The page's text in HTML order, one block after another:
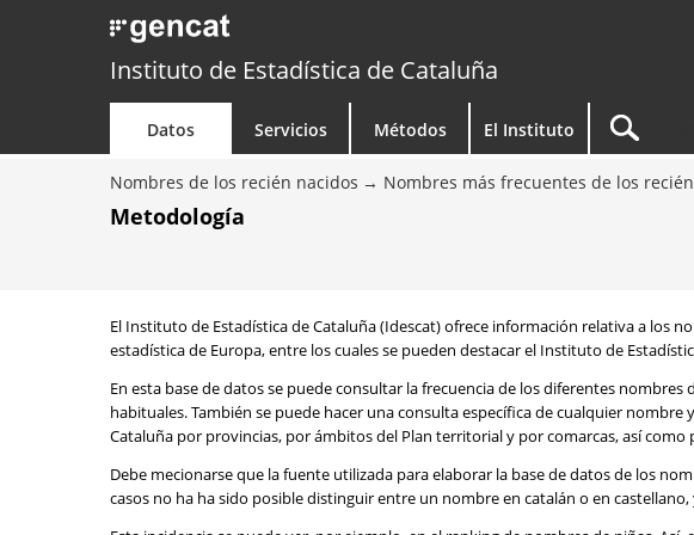
Instituto de Estadística de Cataluña
Datos Servicios Métodos El Instituto
Nombres de los recién nacidos Nombres más frecuentes de los
Metodología
El Instituto de Estadística de Cataluña (Idescat) ofrece información relativa a los
estadística de Europa, entre los cuales se pueden destacar el Instituto de
En esta base de datos se puede consultar la frecuencia de los diferentes
habituales. También se puede hacer una consulta específica de cualquier
Cataluña por provincias, por ámbitos del Plan territorial y por comarcas, así
Debe mecionarse que la fuente utilizada para elaborar la base de datos de los
casos no ha ha sido posible distinguir entre un nombre en catalán o en